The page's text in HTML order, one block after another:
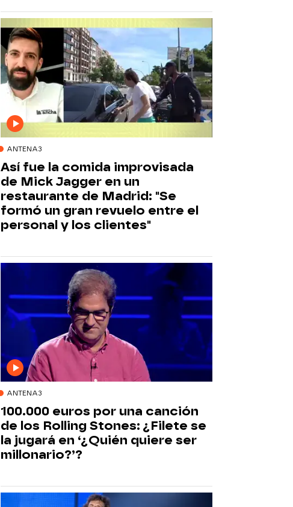
ANTENA3
Así fue la comida improvisada
de Mick Jagger en un
restaurante de Madrid: "Se
formó un gran revuelo entre el
personal y los clientes"
ANTENA3
100.000 euros por una canción
de los Rolling Stones: ¿Filete se
la jugará en ‘¿Quién quiere ser
millonario?’?